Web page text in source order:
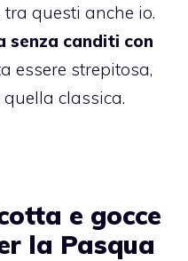
questi anche io.
senza canditi con
essere strepitosa,
classica.
e gocce
la Pasqua